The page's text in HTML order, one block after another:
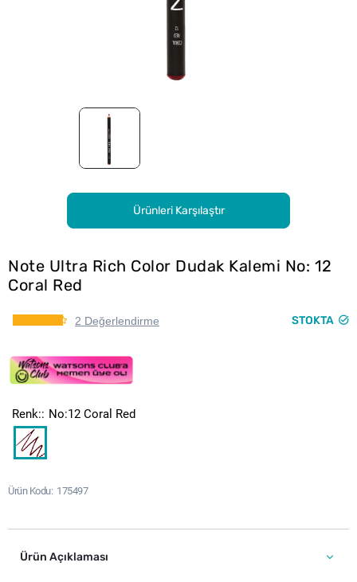
Ürünleri Karşılaştır
Note Ultra Rich Color Dudak Kalemi No: 12
Coral Red
2 Değerlendirme STOKTA
Ürün Kodu 175497
Renk: No:12 Coral Red
Ürün Açıklaması